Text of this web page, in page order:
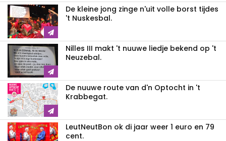
De kleine jong zinge n'uit volle borst tijdes
't Nuskesbal.
Nilles III makt 't nuuwe liedje bekend op 't
Neuzebal.
De nuuwe route van d'n Optocht in 't
Krabbegat.
LeutNeutBon ok di jaar weer 1 euro en 79
cent.